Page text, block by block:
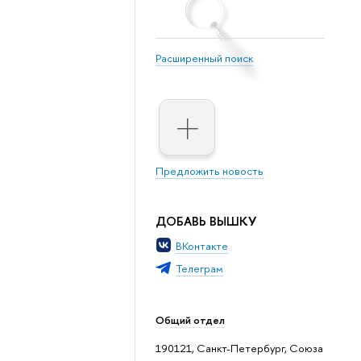
Расширенный поиск
Предложить новость
ДОБАВЬ ВЫШКУ
ВКонтакте
Телеграм
Общий отдел
190121, Санкт-Петербург, Союза